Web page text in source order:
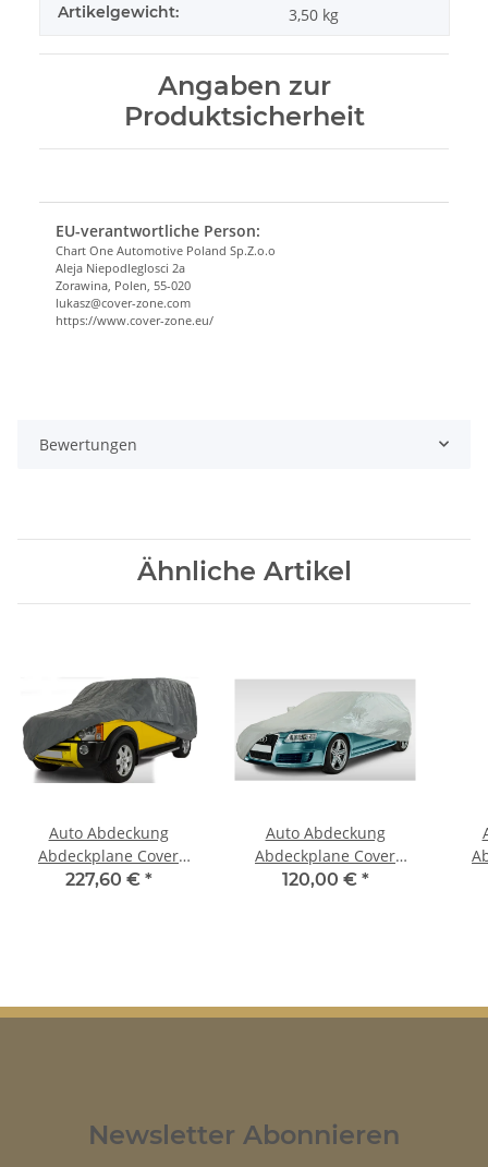
Artikelgewicht: 3,50 kg
Angaben zur
Produktsicherheit
EU-verantwortliche Person:
Chart One Automotive Poland Sp.Z.o.o
Aleja Niepodleglosci 2a
Zorawina, Polen, 55-020
lukasz@cover-zone.com
https://www.cover-zone.eu/
Bewertungen
Ähnliche Artikel
Auto Abdeckung
Abdeckplane Cover
Ganzgarage outdoor
227,60 € *
Auto Abdeckung
Abdeckplane Cover
Ganzgarage outdoor
120,00 € *
Newsletter Abonnieren